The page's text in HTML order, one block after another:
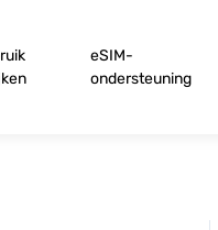
eSIM-
ondersteuning